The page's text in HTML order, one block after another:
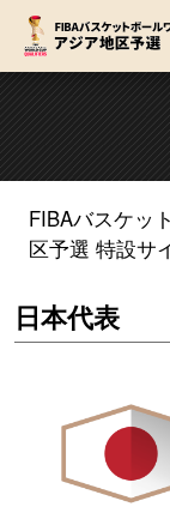
FIBAバスケッ
区予選 特設サ
日本代表